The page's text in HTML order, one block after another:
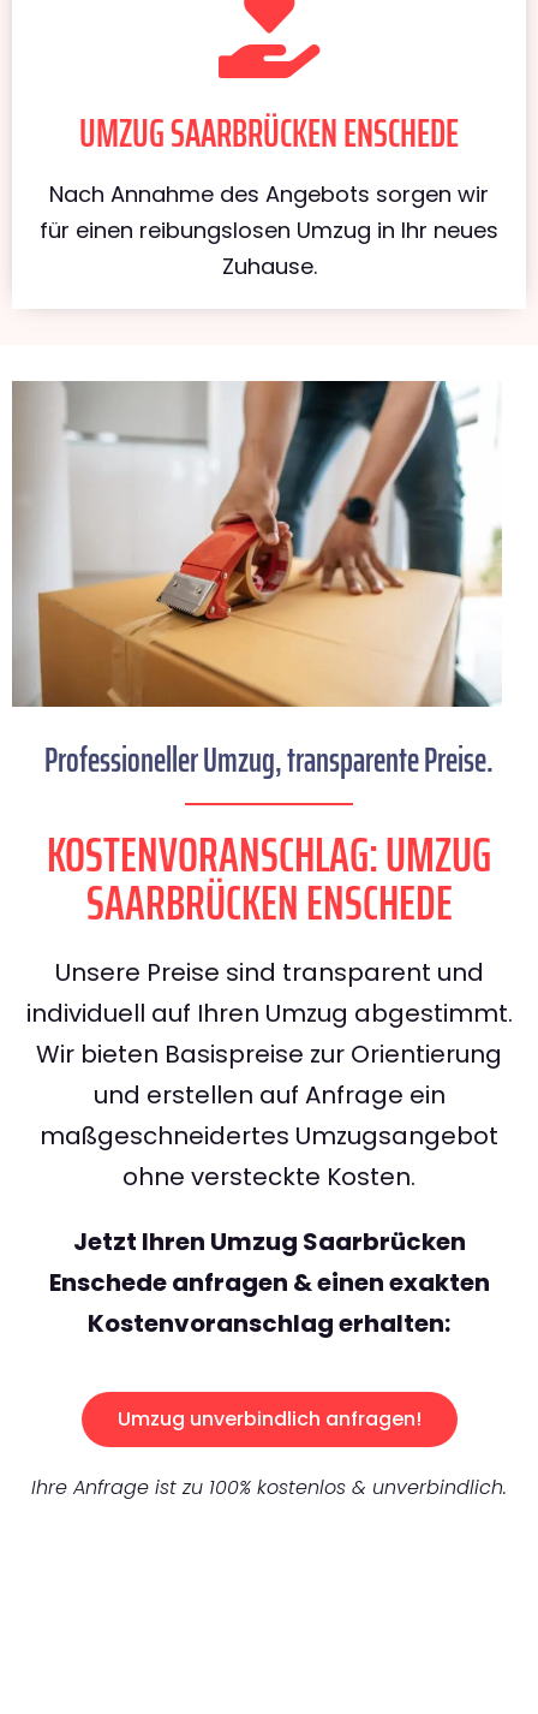
UMZUG SAARBRÜCKEN ENSCHEDE
Nach Annahme des Angebots sorgen wir
für einen reibungslosen Umzug in Ihr neues
Zuhause.
Professioneller Umzug, transparente Preise.
KOSTENVORANSCHLAG: UMZUG
SAARBRÜCKEN ENSCHEDE
Unsere Preise sind transparent und
individuell auf Ihren Umzug abgestimmt.
Wir bieten Basispreise zur Orientierung
und erstellen auf Anfrage ein
maßgeschneidertes Umzugsangebot
ohne versteckte Kosten.
Jetzt Ihren Umzug Saarbrücken
Enschede anfragen & einen exakten
Kostenvoranschlag erhalten:
Umzug unverbindlich anfragen!
Ihre Anfrage ist zu 100% kostenlos & unverbindlich.